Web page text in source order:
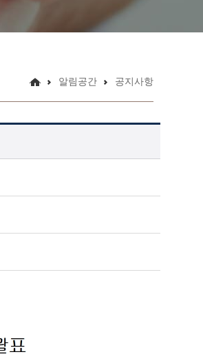
알림공간 공지사항